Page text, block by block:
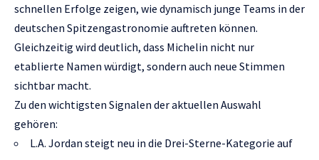
schnellen Erfolge zeigen, wie dynamisch junge Teams in der
deutschen Spitzengastronomie auftreten können.
Gleichzeitig wird deutlich, dass Michelin nicht nur
etablierte Namen würdigt, sondern auch neue Stimmen
sichtbar macht.
Zu den wichtigsten Signalen der aktuellen Auswahl
gehören:
L.A. Jordan steigt neu in die Drei-Sterne-Kategorie auf